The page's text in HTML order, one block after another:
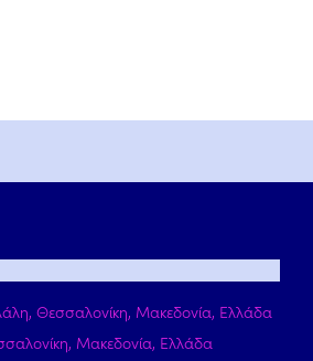
Θεσσαλονίκη, Μακεδονία, Ελλάδα
Μακεδονία, Ελλάδα